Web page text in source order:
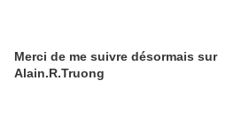
Merci de me suivre désormais sur
Alain.R.Truong